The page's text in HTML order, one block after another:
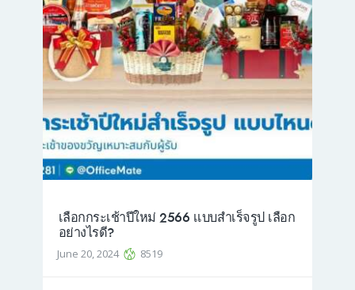
เลือกกระเช้าปีใหม่ 2566 เเบบสำเร็จรูป เลือก
อย่างไรดี?
June 20, 2024 8519